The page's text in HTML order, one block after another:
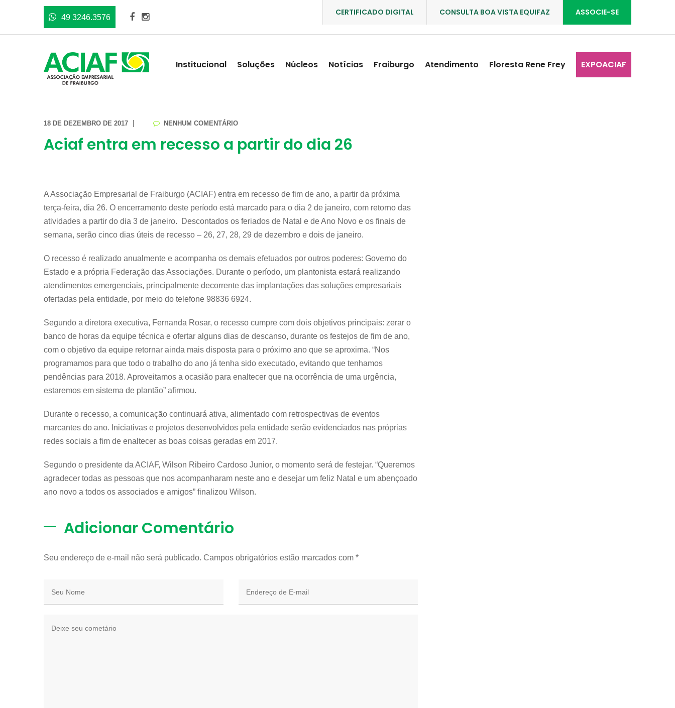
49 3246.3576
ASSOCIE-SE
CONSULTA BOA VISTA EQUIFAZ
CERTIFICADO DIGITAL
Institucional Soluções Núcleos Notícias Fraiburgo Atendimento Floresta Rene Frey EXPOACIAF
18 DE DEZEMBRO DE 2017 NENHUM COMENTÁRIO
Aciaf entra em recesso a partir do dia 26
A Associação Empresarial de Fraiburgo (ACIAF) entra em recesso de fim de ano, a partir da próxima
terça-feira, dia 26. O encerramento deste período está marcado para o dia 2 de janeiro, com retorno das
atividades a partir do dia 3 de janeiro. Descontados os feriados de Natal e de Ano Novo e os finais de
semana, serão cinco dias úteis de recesso – 26, 27, 28, 29 de dezembro e dois de janeiro.
O recesso é realizado anualmente e acompanha os demais efetuados por outros poderes: Governo do
Estado e a própria Federação das Associações. Durante o período, um plantonista estará realizando
atendimentos emergenciais, principalmente decorrente das implantações das soluções empresariais
ofertadas pela entidade, por meio do telefone 98836 6924.
Segundo a diretora executiva, Fernanda Rosar, o recesso cumpre com dois objetivos principais: zerar o
banco de horas da equipe técnica e ofertar alguns dias de descanso, durante os festejos de fim de ano,
com o objetivo da equipe retornar ainda mais disposta para o próximo ano que se aproxima. “Nos
programamos para que todo o trabalho do ano já tenha sido executado, evitando que tenhamos
pendências para 2018. Aproveitamos a ocasião para enaltecer que na ocorrência de uma urgência,
estaremos em sistema de plantão” afirmou.
Durante o recesso, a comunicação continuará ativa, alimentado com retrospectivas de eventos
marcantes do ano. Iniciativas e projetos desenvolvidos pela entidade serão evidenciados nas próprias
redes sociais a fim de enaltecer as boas coisas geradas em 2017.
Segundo o presidente da ACIAF, Wilson Ribeiro Cardoso Junior, o momento será de festejar. “Queremos
agradecer todas as pessoas que nos acompanharam neste ano e desejar um feliz Natal e um abençoado
ano novo a todos os associados e amigos” finalizou Wilson.
Adicionar Comentário
Seu endereço de e-mail não será publicado. Campos obrigatórios estão marcados com *